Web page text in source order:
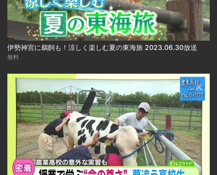
伊勢神宮に鵜飼も！涼しく楽しむ夏の東海旅 2023.06.30放送
無料